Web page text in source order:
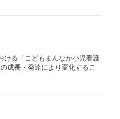
ける「こどもまんなか小児看護
成長・発達により変化するこ